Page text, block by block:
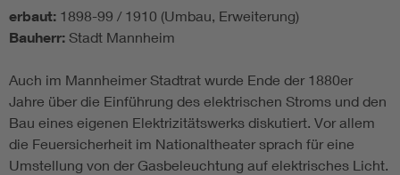
erbaut: 1898-99 / 1910 (Umbau, Erweiterung)
Bauherr: Stadt Mannheim
Auch im Mannheimer Stadtrat wurde Ende der 1880er
Jahre über die Einführung des elektrischen Stroms und den
Bau eines eigenen Elektrizitätswerks diskutiert. Vor allem
die Feuersicherheit im Nationaltheater sprach für eine
Umstellung von der Gasbeleuchtung auf elektrisches Licht.